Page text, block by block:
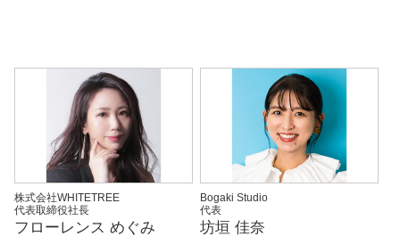
株式会社WHITETREE
代表取締役社長
フローレンス めぐみ
Bogaki Studio
代表
坊垣 佳奈